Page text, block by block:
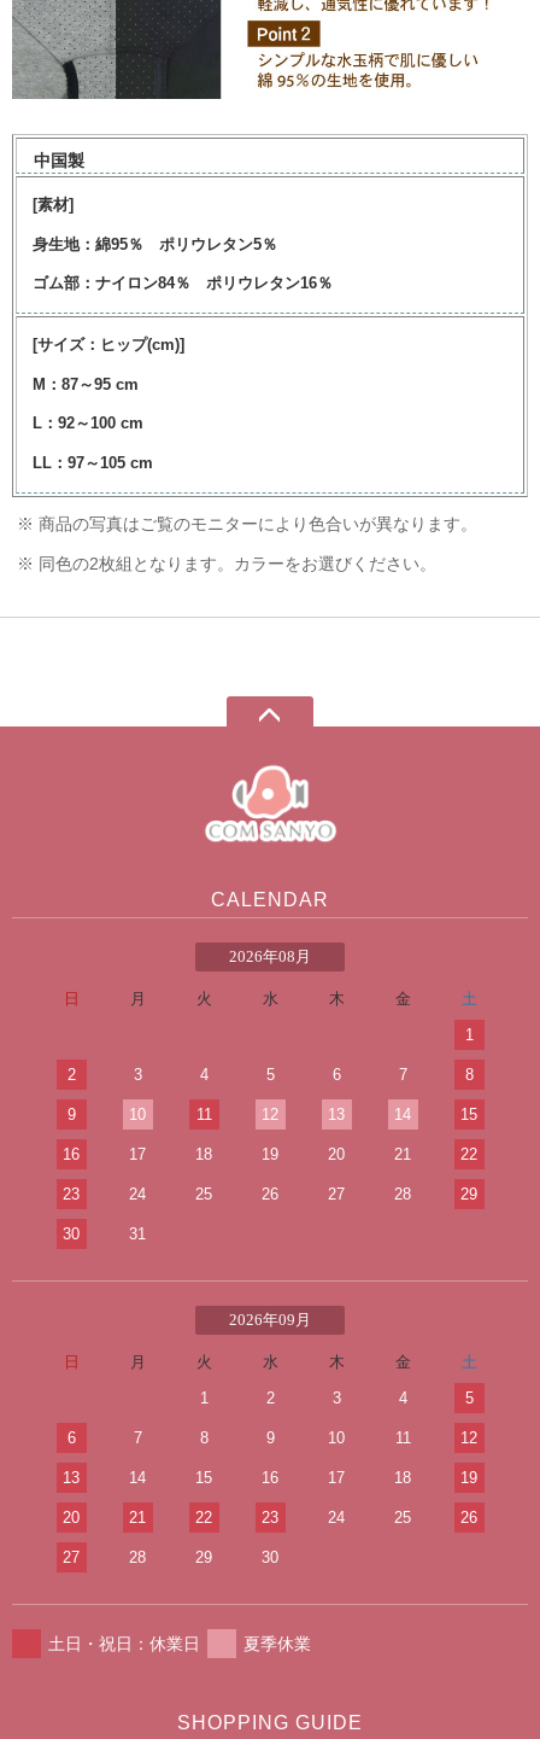
中国製
[素材]
身生地：綿95％ ポリウレタン5％
ゴム部：ナイロン84％ ポリウレタン16％
[サイズ：ヒップ(cm)]
M：87～95 cm
L：92～100 cm
LL：97～105 cm
※ 商品の写真はご覧のモニターにより色合いが異なります。
※ 同色の2枚組となります。カラーをお選びください。
CALENDAR
2026年08月
日 月 火 水 木 金
土
1
2 3 4 5 6 7 8
9 10 11 12 13 14 15
16 17 18 19 20 21 22
23 24 25 26 27 28 29
30 31
2026年09月
日 月 火 水 木 金
土
1
2 3 4 5
6 7 8 9 10 11 12
13 14 15 16 17 18 19
20 21 22 23 24 25 26
27 28 29 30
土日・祝日：休業日 夏季休業
SHOPPING GUIDE